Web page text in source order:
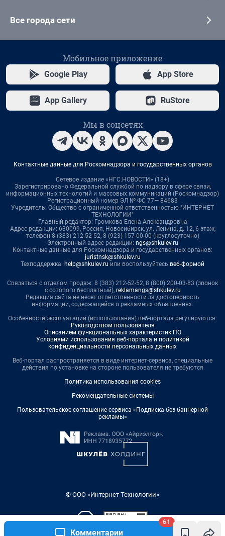
Комментарии
61
Все города сети
Мобильное приложение
Google Play App Store
App Gallery RuStore
Мы в соцсетях
Контактные данные для Роскомнадзора и государственных органов
Сетевое издание «НГС.НОВОСТИ» (18+)
Зарегистрировано Федеральной службой по надзору в сфере связи,
информационных технологий и массовых коммуникаций (Роскомнадзор)
Регистрационный номер ЭЛ № ФС 77— 84683
Учредитель: Общество с ограниченной ответственностью "ИНТЕРНЕТ
ТЕХНОЛОГИИ"
Главный редактор: Громкова Елена Александровна
Адрес редакции: 630099, Россия, Новосибирск, ул. Ленина, д. 12, 6 этаж,
телефон 8 (383) 212-52-52, 8 (923) 157-00-00 (круглосуточно)
Электронный адрес редакции: ngs@shkulev.ru
Контактные данные для Роскомнадзора и государственных органов:
juristnsk@shkulev.ru
Техподдержка: help@shkulev.ru или воспользуйтесь веб-формой
Связаться с отделом продаж: 8 (383) 212-52-52, 8 (800) 200-03-83 (звонок
с сотового бесплатный), reklamangs@shkulev.ru
Редакция сайта не несет ответственности за достоверность
информации, содержащейся в рекламных объявлениях.
Особенности эксплуатации (использования) веб-портала регулируются:
Руководством пользователя
Описанием функциональных характеристик ПО
Условиями использования веб-портала и политикой
конфиденциальности персональных данных
Веб-портал распространяется в виде интернет-сервиса, специальные
действия по установке на стороне пользователя не требуются
Политика использования cookies
Рекомендательные системы
Пользовательское соглашение сервиса «Подписка без баннерной
рекламы»
© ООО «Интернет Технологии»